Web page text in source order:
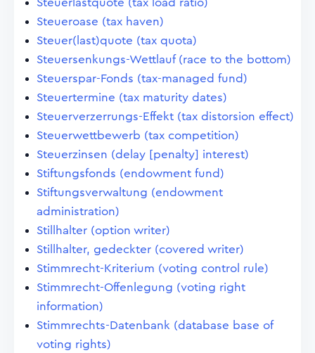
Steuerlastquote (tax load ratio)
Steueroase (tax haven)
Steuer(last)quote (tax quota)
Steuersenkungs-Wettlauf (race to the bottom)
Steuerspar-Fonds (tax-managed fund)
Steuertermine (tax maturity dates)
Steuerverzerrungs-Effekt (tax distorsion effect)
Steuerwettbewerb (tax competition)
Steuerzinsen (delay [penalty] interest)
Stiftungsfonds (endowment fund)
Stiftungsverwaltung (endowment
administration)
Stillhalter (option writer)
Stillhalter, gedeckter (covered writer)
Stimmrecht-Kriterium (voting control rule)
Stimmrecht-Offenlegung (voting right
information)
Stimmrechts-Datenbank (database base of
voting rights)